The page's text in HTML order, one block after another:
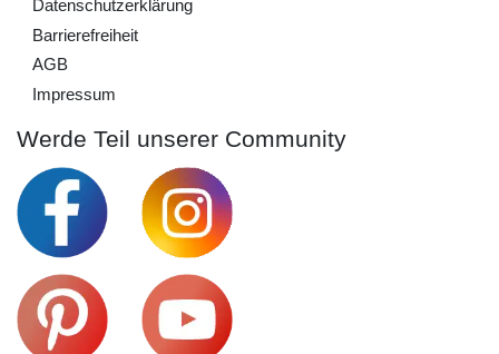
Daten­schutz­erklärung
Barrierefreiheit
AGB
Impressum
Werde Teil unserer Community